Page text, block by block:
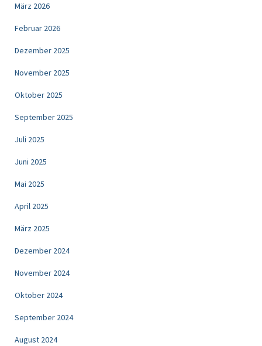
März 2026
Februar 2026
Dezember 2025
November 2025
Oktober 2025
September 2025
Juli 2025
Juni 2025
Mai 2025
April 2025
März 2025
Dezember 2024
November 2024
Oktober 2024
September 2024
August 2024